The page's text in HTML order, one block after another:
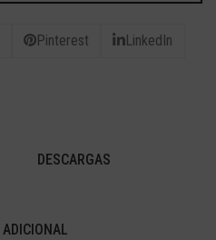
Pinterest LinkedIn
DESCARGAS
ADICIONAL